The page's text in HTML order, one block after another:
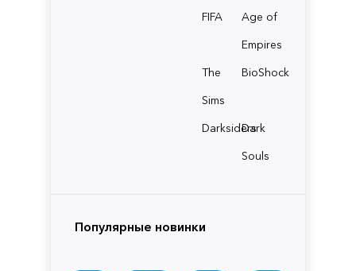
FIFA
Age of
Empires
The
Sims
BioShock
Darksiders
Dark
Souls
Популярные новинки